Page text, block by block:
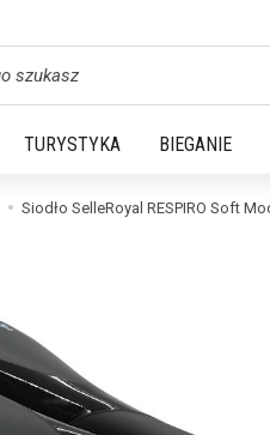
TURYSTYKA BIEGANIE
Siodło SelleRoyal RESPIRO Soft